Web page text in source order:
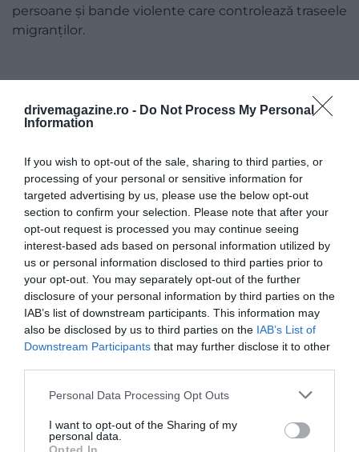
drivemagazine.ro - Do Not Process My Personal
Information
If you wish to opt-out of the sale, sharing to third parties, or
processing of your personal or sensitive information for
targeted advertising by us, please use the below opt-out
section to confirm your selection. Please note that after your
opt-out request is processed you may continue seeing
interest-based ads based on personal information utilized by
us or personal information disclosed to third parties prior to
your opt-out. You may separately opt-out of the further
disclosure of your personal information by third parties on the
IAB’s list of downstream participants. This information may
also be disclosed by us to third parties on the IAB’s List of
Downstream Participants that may further disclose it to other
Please note that this website/app uses one or more Google
not limited to your visit or usage behaviour. You may click to
grant or deny consent to Google and its third-party tags to
Personal Data Processing Opt Outs
I want to opt-out of the Sharing of my
personal data.
persoane și bande violente care controlează traseele
migranților.